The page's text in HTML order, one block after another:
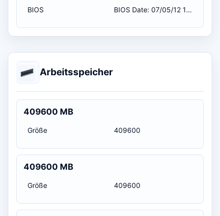
BIOS BIOS Date: 07/05/12 10:53:27 Ver: 04.06.04 / 05.07.2012 02:00:00
Arbeitsspeicher
409600 MB
Größe 409600
409600 MB
Größe 409600